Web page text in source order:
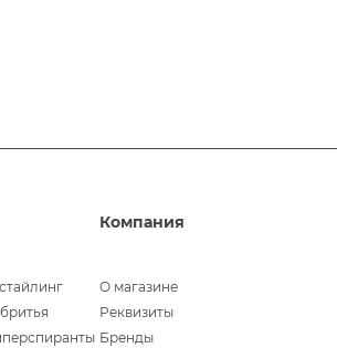
Компания
О магазине
Реквизиты
Бренды